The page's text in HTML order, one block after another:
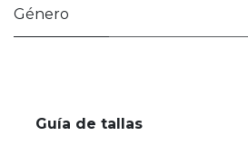
Género
Guía de tallas